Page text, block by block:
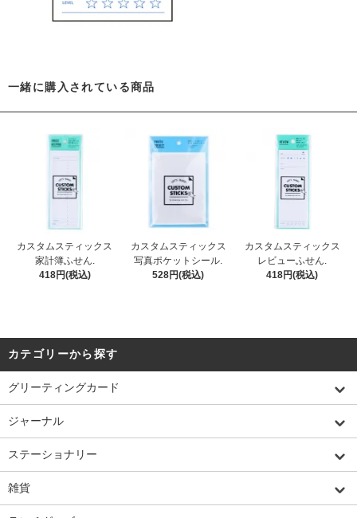
一緒に購入されている商品
カスタムスティックス
家計簿ふせん.
418円(税込)
カスタムスティックス
写真ポケットシール.
528円(税込)
カスタムスティックス
レビューふせん.
418円(税込)
カテゴリーから探す
グリーティングカード
ジャーナル
ステーショナリー
雑貨